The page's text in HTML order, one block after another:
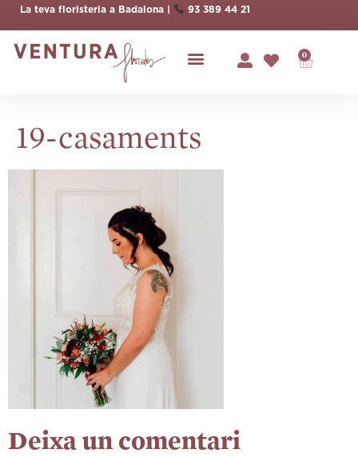
La teva floristeria a Badalona | 93 389 44 21
0
19-casaments
Deixa un comentari